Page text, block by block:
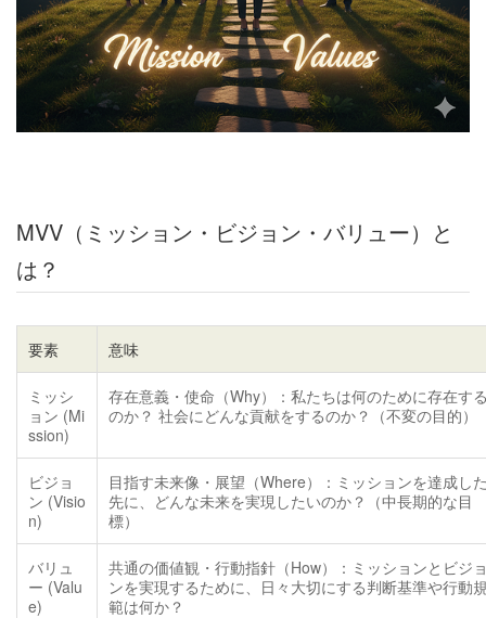
MVV（ミッション・ビジョン・バリュー）と
は？
要素 意味
ミッシ
ョン (Mi
ssion)
存在意義・使命（Why）：私たちは何のために存在す
のか？ 社会にどんな貢献をするのか？（不変の目的）
ビジョ
ン (Visio
n)
目指す未来像・展望（Where）：ミッションを達成し
先に、どんな未来を実現したいのか？（中長期的な目
標）
バリュ
ー (Valu
e)
共通の価値観・行動指針（How）：ミッションとビジ
ンを実現するために、日々大切にする判断基準や行動
範は何か？